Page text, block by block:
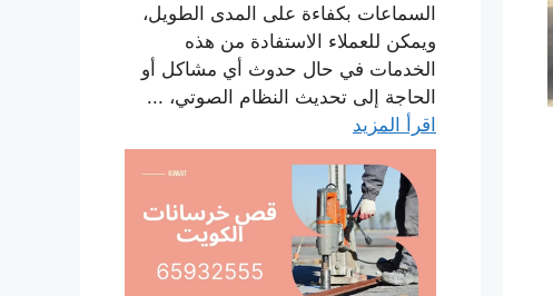
السماعات بكفاءة على المدى الطويل،
ويمكن للعملاء الاستفادة من هذه
الخدمات في حال حدوث أي مشاكل أو
الحاجة إلى تحديث النظام الصوتي، ...
اقرأ المزيد